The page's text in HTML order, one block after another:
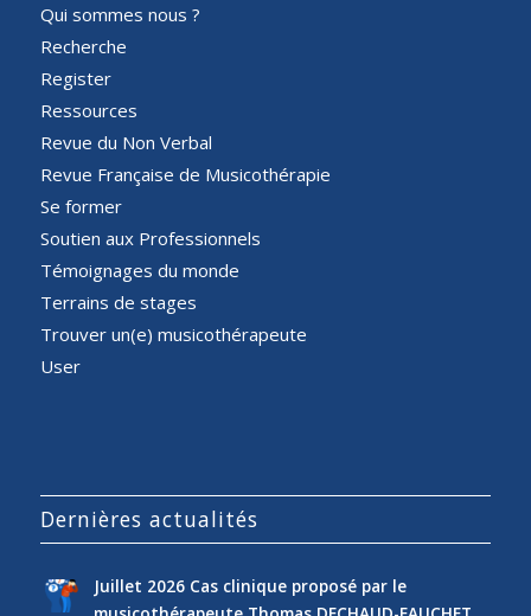
Qui sommes nous ?
Recherche
Register
Ressources
Revue du Non Verbal
Revue Française de Musicothérapie
Se former
Soutien aux Professionnels
Témoignages du monde
Terrains de stages
Trouver un(e) musicothérapeute
User
Dernières actualités
Juillet 2026 Cas clinique proposé par le